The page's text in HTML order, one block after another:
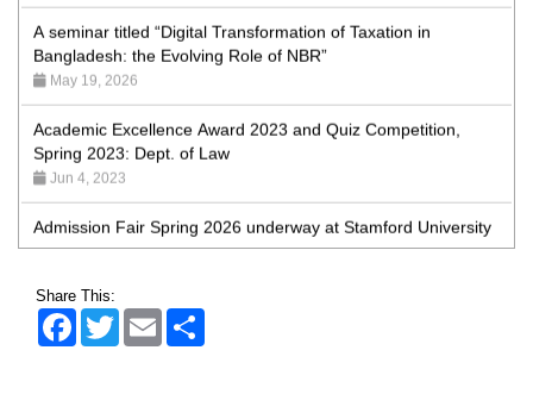
Bangladesh: the Evolving Role of NBR”
May 19, 2026
Spring 2023: Dept. of Law
Jun 4, 2023
Bangladesh
Jan 4, 2026
Admission Fair Summer 2026 underway at Stamford
University Bangladesh
Jul 14, 2026
Share This:
FacebookTwitter Email